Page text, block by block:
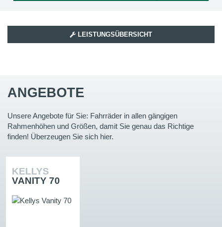
LEISTUNGSÜBERSICHT
ANGEBOTE
Unsere Angebote für Sie: Fahrräder in allen gängigen
Rahmenhöhen und Größen, damit Sie genau das Richtige
finden! Überzeugen Sie sich hier.
KELLYS
VANITY 70